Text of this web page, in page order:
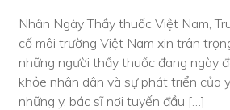
Nhân Ngày Thầy thuốc Việt Nam,
cố môi trường Việt Nam xin trân
những người thầy thuốc đang ngày
khỏe nhân dân và sự phát triển của
những y, bác sĩ nơi tuyến đầu […]